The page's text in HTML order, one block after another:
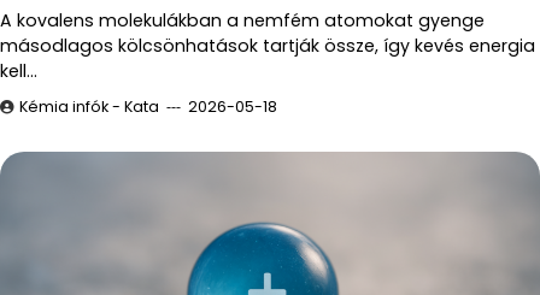
A kovalens molekulákban a nemfém atomokat gyenge
másodlagos kölcsönhatások tartják össze, így kevés energia
kell…
Kémia infók - Kata 2026-05-18